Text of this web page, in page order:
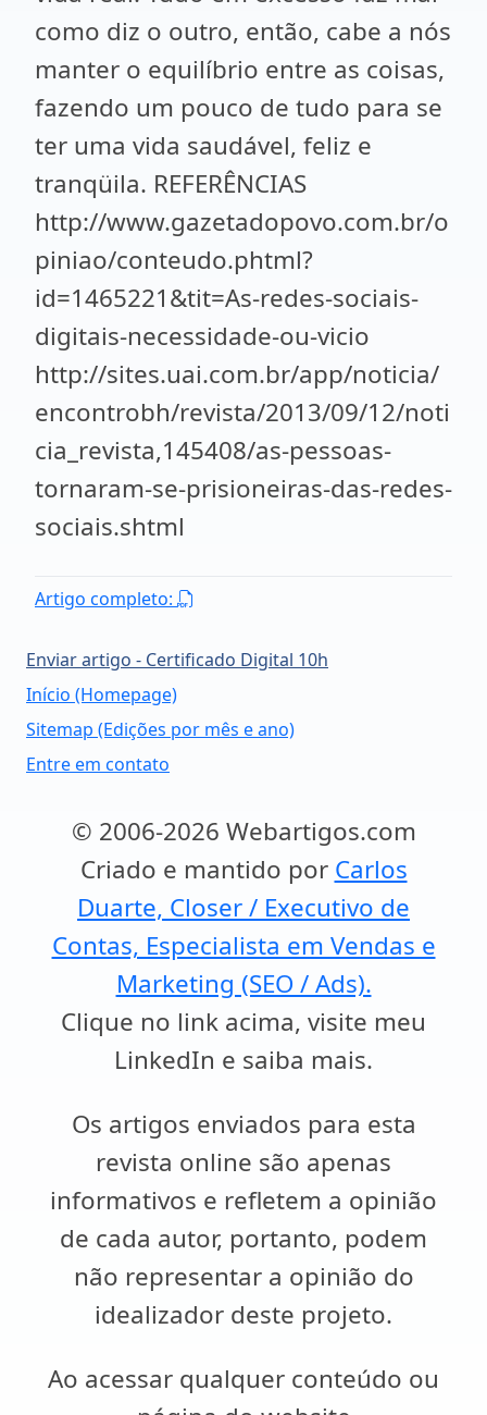
como diz o outro, então, cabe a nós
manter o equilíbrio entre as coisas,
fazendo um pouco de tudo para se
ter uma vida saudável, feliz e
tranqüila. REFERÊNCIAS
http://www.gazetadopovo.com.br/o
piniao/conteudo.phtml?
id=1465221&tit=As-redes-sociais-
digitais-necessidade-ou-vicio
http://sites.uai.com.br/app/noticia/
encontrobh/revista/2013/09/12/noti
cia_revista,145408/as-pessoas-
tornaram-se-prisioneiras-das-redes-
sociais.shtml
Artigo completo:
Enviar artigo - Certificado Digital 10h
Início (Homepage)
Sitemap (Edições por mês e ano)
Entre em contato
© 2006-2026 Webartigos.com
Criado e mantido por Carlos
Duarte, Closer / Executivo de
Contas, Especialista em Vendas e
Marketing (SEO / Ads).
Clique no link acima, visite meu
LinkedIn e saiba mais.
Os artigos enviados para esta
revista online são apenas
informativos e refletem a opinião
de cada autor, portanto, podem
não representar a opinião do
idealizador deste projeto.
Ao acessar qualquer conteúdo ou